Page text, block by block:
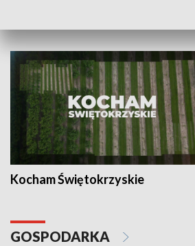
Kocham Świętokrzyskie
GOSPODARKA